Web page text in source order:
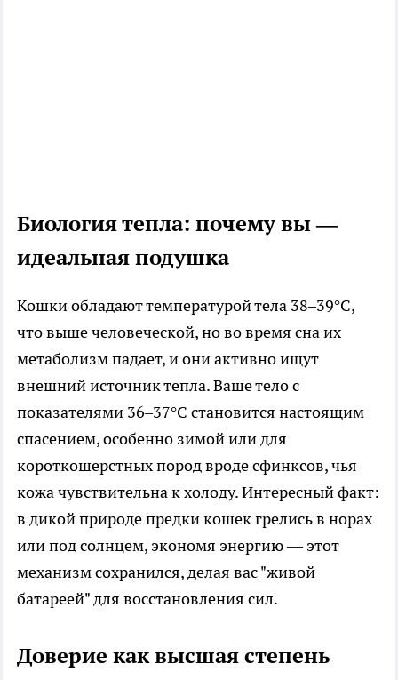
Биология тепла: почему вы —
идеальная подушка
Кошки обладают температурой тела 38–39°C,
что выше человеческой, но во время сна их
метаболизм падает, и они активно ищут
внешний источник тепла. Ваше тело с
показателями 36–37°C становится настоящим
спасением, особенно зимой или для
короткошерстных пород вроде сфинксов, чья
кожа чувствительна к холоду. Интересный факт:
в дикой природе предки кошек грелись в норах
или под солнцем, экономя энергию — этот
механизм сохранился, делая вас "живой
батареей" для восстановления сил.
Доверие как высшая степень